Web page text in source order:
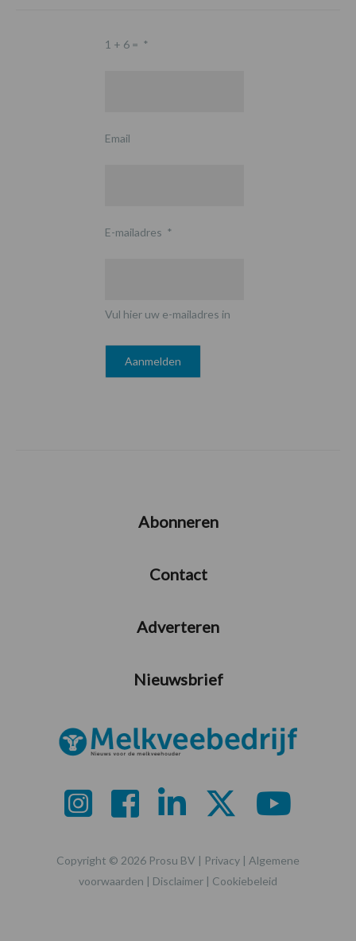
1 + 6 = *
Email
E-mailadres *
Vul hier uw e-mailadres in
Abonneren
Contact
Adverteren
Nieuwsbrief
Copyright © 2026 Prosu BV | Privacy | Algemene
voorwaarden | Disclaimer | Cookiebeleid